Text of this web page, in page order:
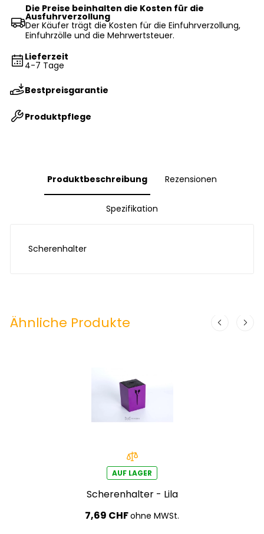
Die Preise beinhalten die Kosten für die
Ausfuhrverzollung
Der Käufer trägt die Kosten für die Einfuhrverzollung,
Einfuhrzölle und die Mehrwertsteuer.
Lieferzeit
4-7 Tage
Bestpreisgarantie
Produktpflege
Produktbeschreibung Rezensionen
Spezifikation
Scherenhalter
Ähnliche Produkte
AUF LAGER
Scherenhalter - Lila
7,69 CHFohne MWSt.